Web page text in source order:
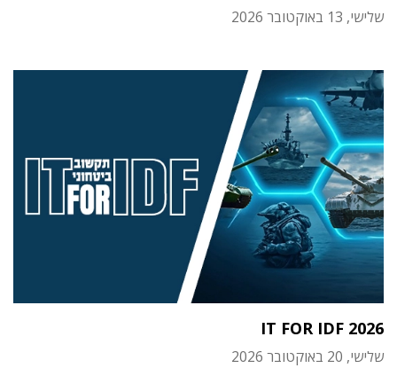
שלישי, 13 באוקטובר 2026
IT FOR IDF 2026
שלישי, 20 באוקטובר 2026